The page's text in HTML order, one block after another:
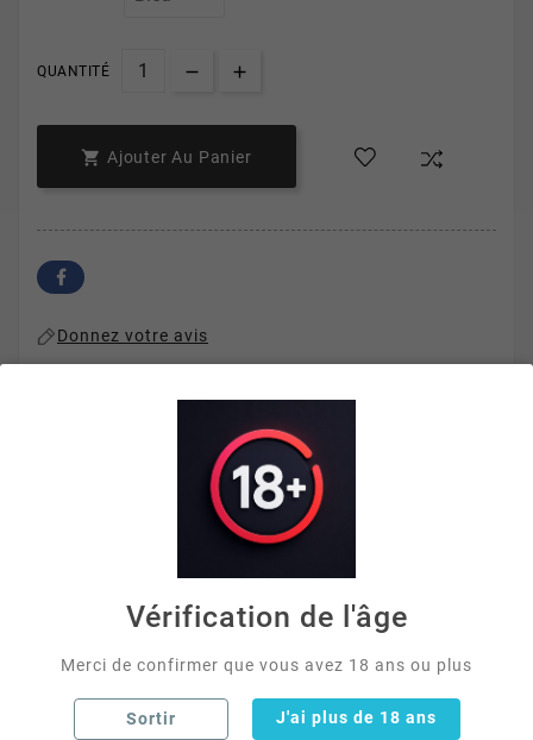
QUANTITÉ
 Ajouter Au Panier
Donnez votre avis
Livraison Rapide Offerte Dès 40€ D'achat
La description
Détails du produit
Vérification de l'âge
Merci de confirmer que vous avez 18 ans ou plus
Sortir J'ai plus de 18 ans